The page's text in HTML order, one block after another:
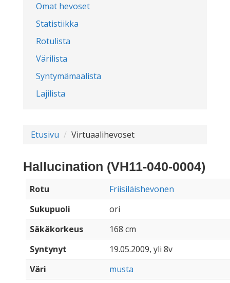
Omat hevoset
Statistiikka
Rotulista
Värilista
Syntymämaalista
Lajilista
Etusivu Virtuaalihevoset
Hallucination (VH11-040-0004)
Rotu
Friisiläishevonen
Sukupuoli
ori
Säkäkorkeus
168 cm
Syntynyt
19.05.2009, yli 8v
Väri
musta